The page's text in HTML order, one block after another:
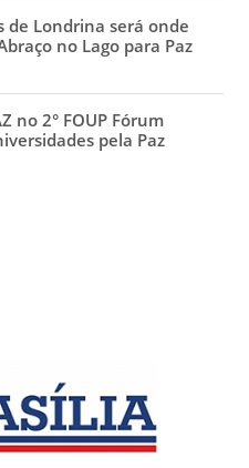
de Londrina será onde
no Lago para Paz
no 2° FOUP Fórum
pela Paz